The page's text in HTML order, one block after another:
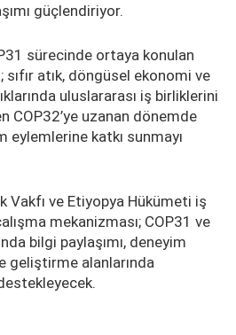
güçlendiriyor.
sürecinde ortaya konulan
atık, döngüsel ekonomi ve
uluslararası iş birliklerini
COP32’ye uzanan dönemde
eylemlerine katkı sunmayı
Vakfı ve Etiyopya Hükümeti iş
mekanizması; COP31 ve
bilgi paylaşımı, deneyim
geliştirme alanlarında